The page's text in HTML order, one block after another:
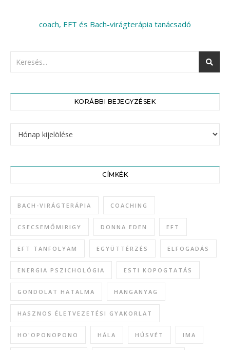
coach, EFT és Bach-virágterápia tanácsadó
KORÁBBI BEJEGYZÉSEK
CÍMKÉK
BACH-VIRÁGTERÁPIA COACHING
CSECSEMŐMIRIGY DONNA EDEN EFT
EFT TANFOLYAM EGYÜTTÉRZÉS ELFOGADÁS
ENERGIA PSZICHOLÓGIA ESTI KOPOGTATÁS
GONDOLAT HATALMA HANGANYAG
HASZNOS ÉLETVEZETÉSI GYAKORLAT
HO'OPONOPONO HÁLA HÚSVÉT IMA